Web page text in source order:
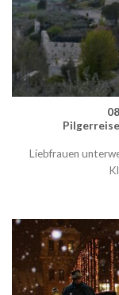
Liebfrauen